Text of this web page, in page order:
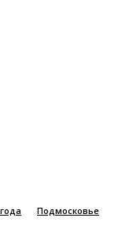
Подмосковье